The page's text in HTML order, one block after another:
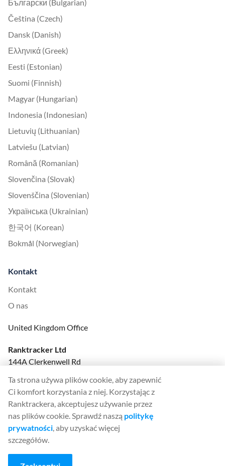
Български (Bulgarian)
Čeština (Czech)
Dansk (Danish)
Ελληνικά (Greek)
Eesti (Estonian)
Suomi (Finnish)
Magyar (Hungarian)
Indonesia (Indonesian)
Lietuvių (Lithuanian)
Latviešu (Latvian)
Română (Romanian)
Slovenčina (Slovak)
Slovenščina (Slovenian)
Українська (Ukrainian)
한국어 (Korean)
Bokmål (Norwegian)
Kontakt
Kontakt
O nas
United Kingdom Office
Ranktracker Ltd
144A Clerkenwell Rd
Company No: 08820809
felix@ranktracker.com
2015 -
Ta strona używa plików cookie, aby zapewnić
Ci komfort korzystania z niej. Korzystając z
Ranktrackera, akceptujesz używanie przez
nas plików cookie. Sprawdź naszą politykę
prywatności, aby uzyskać więcej
szczegółów.